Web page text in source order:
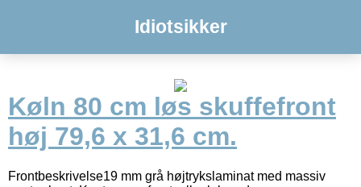
Idiotsikker
Køln 80 cm løs skuffefront
høj 79,6 x 31,6 cm.
Frontbeskrivelse19 mm grå højtrykslaminat med massiv